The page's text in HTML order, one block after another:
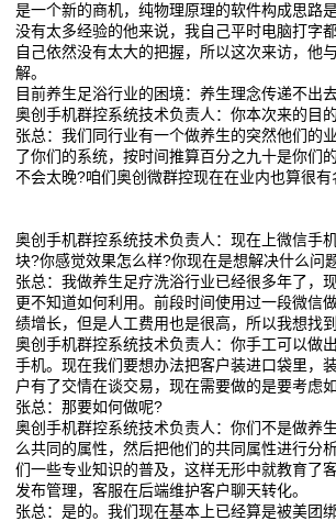
是一个新的商机，纯物理原理的软件构成思路
没有太多经验的他来说，我自己平时电脑打字
自己依然没有太大的把握，所以这次来访，他
解。
目前养生足浴行业的困境：养生理念传递不出
奥创手机群控系统技术负责人：你本次来的目
张总：我们同行业有一个做养生的突然他们的
了你们的系统，按时间推算百分之九十是你们
不会太晚?咱们奥创微群控现在在业内也算很
奥创手机群控系统技术负责人：现在上微信手
块?你感觉效果怎么样?你现在是想解决什么问
张总：我做养生足疗洗浴行业已经很多年了，
更不知道如何利用。前段时间使用过一段微信
绩增长，但是人工费用也是很高，所以我想找
奥创手机群控系统技术负责人：你手工可以做
手机。现在我们要想办法把客户装进口袋里，
户有了交情在谈交易，现在需要做的是要考虑
张总：那要如何做呢?
奥创手机群控系统技术负责人：你们不是做养
么共同的属性，然后把他们的共同属性进行分
们一些专业知识的普及，这样无形中就教育了
发布管理，客服在后端维护客户聊天转化。
张总：是的。我们现在基本上已经算是被美团